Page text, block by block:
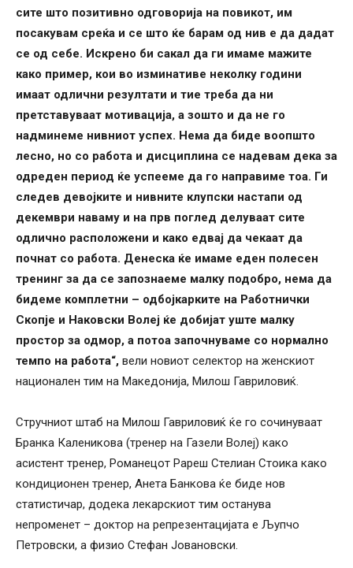
сите што позитивно одговорија на повикот, им
посакувам среќа и се што ќе барам од нив е да дадат
се од себе. Искрено би сакал да ги имаме мажите
како пример, кои во изминативе неколку години
имаат одлични резултати и тие треба да ни
претставуваат мотивација, а зошто и да не го
надминеме нивниот успех. Нема да биде воопшто
лесно, но со работа и дисциплина се надевам дека за
одреден период ќе успееме да го направиме тоа. Ги
следев девојките и нивните клупски настапи од
декември наваму и на прв поглед делуваат сите
одлично расположени и како едвај да чекаат да
почнат со работа. Денеска ќе имаме еден полесен
тренинг за да се запознаеме малку подобро, нема да
бидеме комплетни – одбојкарките на Работнички
Скопје и Наковски Волеј ќе добијат уште малку
простор за одмор, а потоа започнуваме со нормално
темпо на работа“, вели новиот селектор на женскиот
национален тим на Македонија, Милош Гавриловиќ.
Стручниот штаб на Милош Гавриловиќ ќе го сочинуваат
Бранка Каленикова (тренер на Газели Волеј) како
асистент тренер, Романецот Рареш Стелиан Стоика како
кондиционен тренер, Анета Банкова ќе биде нов
статистичар, додека лекарскиот тим останува
непроменет – доктор на репрезентацијата е Љупчо
Петровски, а физио Стефан Јовановски.